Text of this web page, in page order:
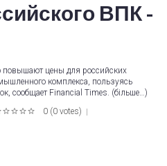
ВПК -
повышают цены для российских
комплекса, пользуясь
сообщает Financial Times. (більше…)
0 (0 votes)